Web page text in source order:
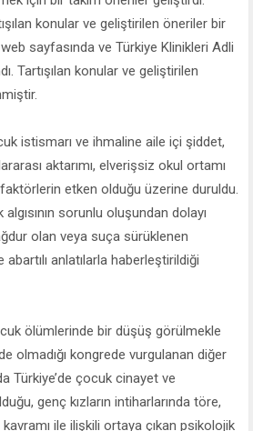
konular ve geliştirilen öneriler bir
sayfasında ve Türkiye Klinikleri Adli
Tartışılan konular ve geliştirilen
istismarı ve ihmaline aile içi şiddet,
aktarımı, elverişsiz okul ortamı
etken olduğu üzerine duruldu.
sorunlu oluşundan dolayı
olan veya suça sürüklenen
abartılı anlatılarla haberleştirildiği
ölümlerinde bir düşüş görülmekle
olmadığı kongrede vurgulanan diğer
Türkiye’de çocuk cinayet ve
genç kızların intiharlarında töre,
ile ilişkili ortaya çıkan psikolojik